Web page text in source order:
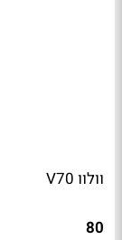
וולוו V70
80